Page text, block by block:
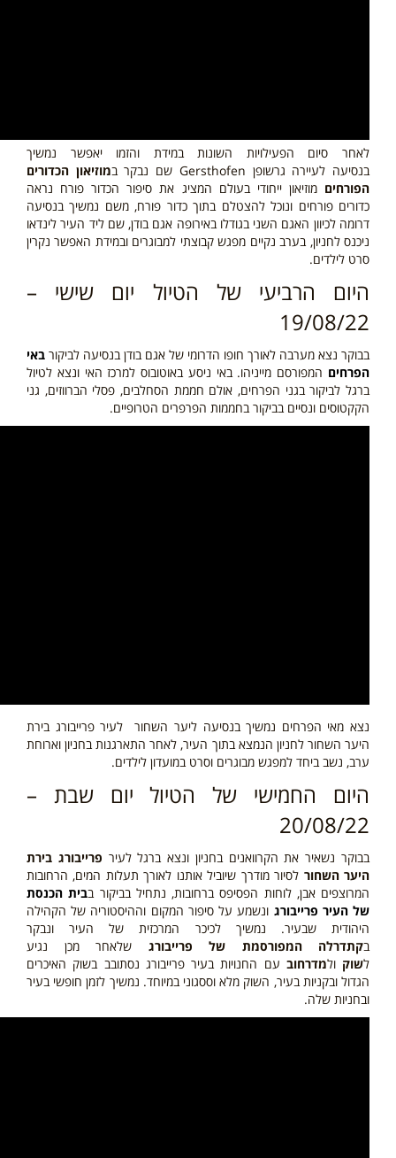
לאחר סיום הפעילויות השונות במידת והזמו יאפשר נמשיך
בנסיעה לעיירה גרשופן Gersthofen שם נבקר ב
מוזיאון הכדורים
הפורחים מוזיאון ייחודי בעולם המציג את סיפור הכדור פורח נראה
כדורים פורחים ונוכל להצטלם בתוך כדור פורח, משם נמשיך בנסיעה
דרומה לכיוון האגם השני בגודלו באירופה אגם בודן, שם ליד העיר לינדאו
ניכנס לחניון, בערב נקיים מפגש קבוצתי למבוגרים ובמידת האפשר נקרין
סרט לילדים.
היום הרביעי של הטיול יום שישי –
19/08/22
בבוקר נצא מערבה לאורך חופו הדרומי של אגם בודן בנסיעה לביקור באי
הפרחים המפורסם מייניהו. באי ניסע באוטובוס למרכז האי ונצא לטיול
ברגל לביקור בגני הפרחים, אולם חממת הסחלבים, פסלי הברווזים, גני
הקקטוסים ונסיים בביקור בחממות הפרפרים הטרופיים.
נצא מאי הפרחים נמשיך בנסיעה ליער השחור לעיר פרייבורג בירת
היער השחור לחניון הנמצא בתוך העיר, לאחר התארגנות בחניון וארוחת
ערב, נשב ביחד למפגש מבוגרים וסרט במועדון לילדים.
היום החמישי של הטיול יום שבת –
20/08/22
בבוקר נשאיר את הקרוואנים בחניון ונצא ברגל לעיר פרייבורג בירת
היער השחור לסיור מודרך שיוביל אותנו לאורך תעלות המים, הרחובות
המרוצפים אבן, לוחות הפסיפס ברחובות, נתחיל בביקור בבית הכנסת
של העיר פרייבורג ונשמע על סיפור המקום וההיסטוריה של הקהילה
היהודית שבעיר. נמשיך לכיכר המרכזית של העיר ונבקר
בקתדרלה המפורסמת של פרייבורג שלאחר מכן נגיע
לשוק ולמדרחוב עם החנויות בעיר פרייבורג נסתובב בשוק האיכרים
הגדול ובקניות בעיר, השוק מלא וססגוני במיוחד. נמשיך לזמן חופשי בעיר
ובחניות שלה.